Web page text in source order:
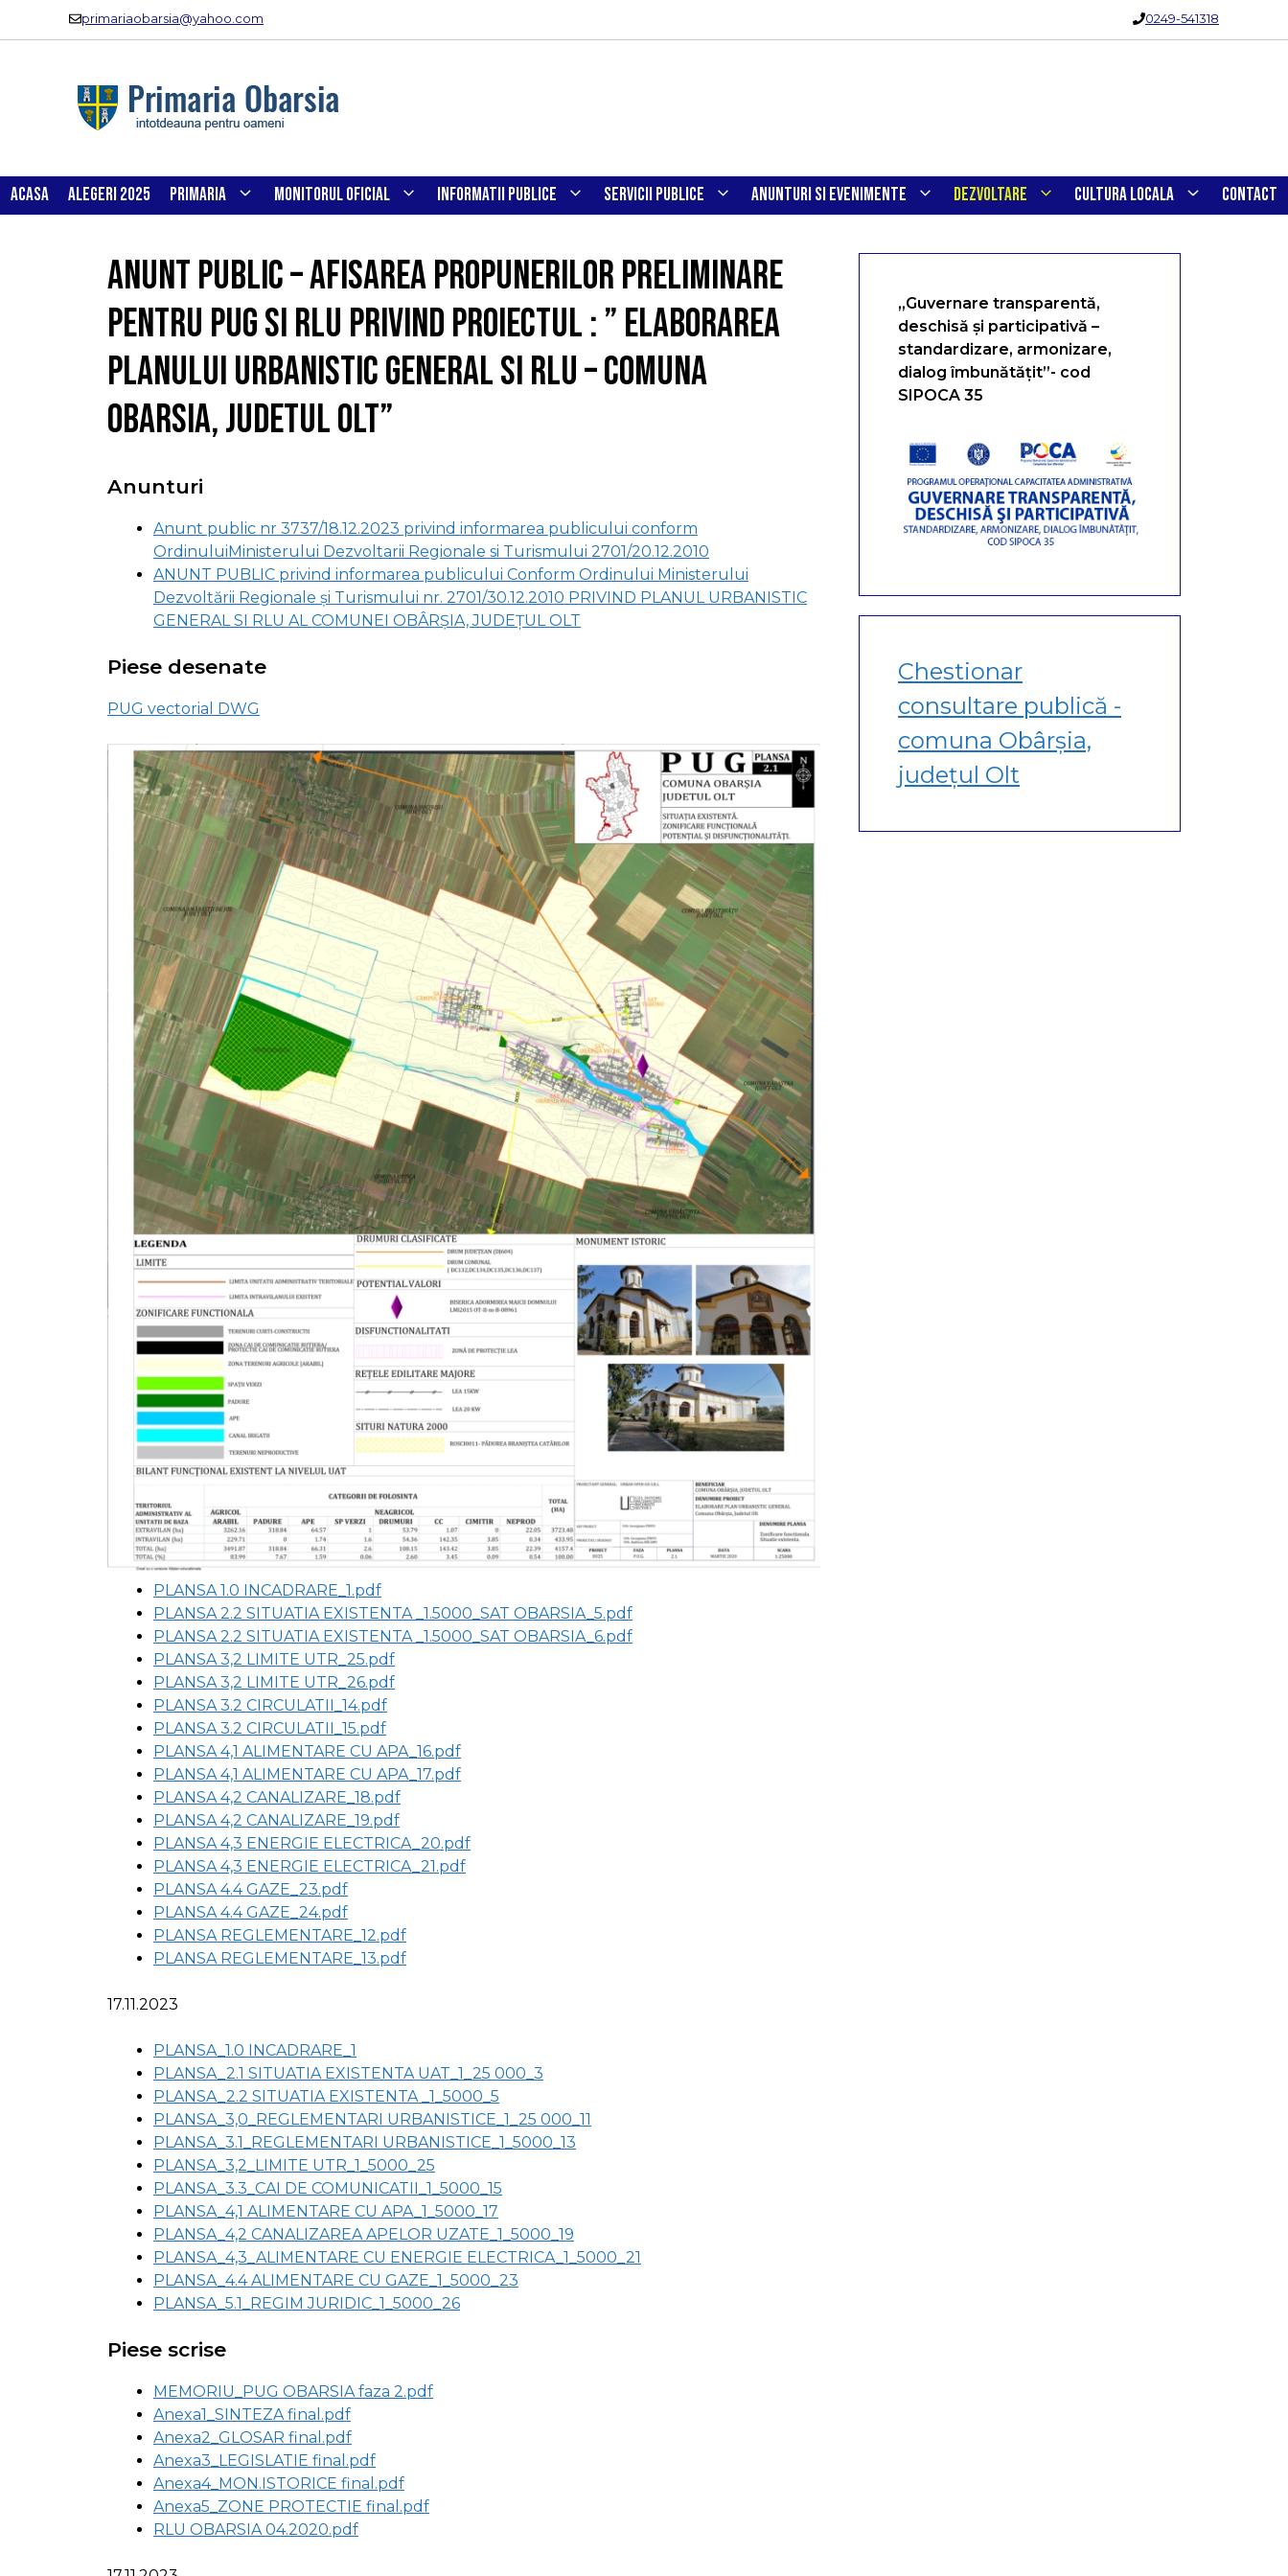
0249-541318
primariaobarsia@yahoo.com
ACASA ALEGERI 2025 PRIMARIA MONITORUL OFICIAL INFORMATII PUBLICE SERVICII PUBLICE ANUNTURI SI EVENIMENTE DEZVOLTARE CULTURA LOCALA CONTACT
ANUNT PUBLIC – Afisarea propunerilor preliminare
pentru PUG si RLU privind proiectul : ” ELABORAREA
PLANULUI URBANISTIC GENERAL SI RLU – COMUNA
OBARSIA, JUDETUL OLT”
Anunturi
Anunt public nr 3737/18.12.2023 privind informarea publicului conform
OrdinuluiMinisterului Dezvoltarii Regionale si Turismului 2701/20.12.2010
ANUNT PUBLIC privind informarea publicului Conform Ordinului Ministerului
Dezvoltării Regionale şi Turismului nr. 2701/30.12.2010 PRIVIND PLANUL URBANISTIC
GENERAL SI RLU AL COMUNEI OBÂRȘIA, JUDEȚUL OLT
Piese desenate
PUG vectorial DWG
PLANSA 1.0 INCADRARE_1.pdf
PLANSA 2.2 SITUATIA EXISTENTA _1.5000_SAT OBARSIA_5.pdf
PLANSA 2.2 SITUATIA EXISTENTA _1.5000_SAT OBARSIA_6.pdf
PLANSA 3,2 LIMITE UTR_25.pdf
PLANSA 3,2 LIMITE UTR_26.pdf
PLANSA 3.2 CIRCULATII_14.pdf
PLANSA 3.2 CIRCULATII_15.pdf
PLANSA 4,1 ALIMENTARE CU APA_16.pdf
PLANSA 4,1 ALIMENTARE CU APA_17.pdf
PLANSA 4,2 CANALIZARE_18.pdf
PLANSA 4,2 CANALIZARE_19.pdf
PLANSA 4,3 ENERGIE ELECTRICA_20.pdf
PLANSA 4,3 ENERGIE ELECTRICA_21.pdf
PLANSA 4.4 GAZE_23.pdf
PLANSA 4.4 GAZE_24.pdf
PLANSA REGLEMENTARE_12.pdf
PLANSA REGLEMENTARE_13.pdf
17.11.2023
PLANSA_1.0 INCADRARE_1
PLANSA_2.1 SITUATIA EXISTENTA UAT_1_25 000_3
PLANSA_2.2 SITUATIA EXISTENTA _1_5000_5
PLANSA_3,0_REGLEMENTARI URBANISTICE_1_25 000_11
PLANSA_3.1_REGLEMENTARI URBANISTICE_1_5000_13
PLANSA_3,2_LIMITE UTR_1_5000_25
PLANSA_3.3_CAI DE COMUNICATII_1_5000_15
PLANSA_4,1 ALIMENTARE CU APA_1_5000_17
PLANSA_4,2 CANALIZAREA APELOR UZATE_1_5000_19
PLANSA_4,3_ALIMENTARE CU ENERGIE ELECTRICA_1_5000_21
PLANSA_4.4 ALIMENTARE CU GAZE_1_5000_23
PLANSA_5.1_REGIM JURIDIC_1_5000_26
Piese scrise
MEMORIU_PUG OBARSIA faza 2.pdf
Anexa1_SINTEZA final.pdf
Anexa2_GLOSAR final.pdf
Anexa3_LEGISLATIE final.pdf
Anexa4_MON.ISTORICE final.pdf
Anexa5_ZONE PROTECTIE final.pdf
RLU OBARSIA 04.2020.pdf
„Guvernare transparentă,
deschisă și participativă –
standardizare, armonizare,
dialog îmbunătățit”- cod
SIPOCA 35
Chestionar
consultare publică -
comuna Obârșia,
județul Olt